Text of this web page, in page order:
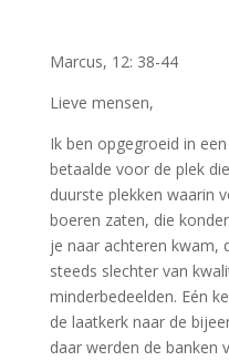
Marcus, 12: 38-44
Lieve mensen,
Ik ben opgegroeid in
betaalde voor de plek
duurste plekken waarin
boeren zaten, die
je naar achteren kwam,
steeds slechter van
minderbedeelden. Eén
de laatkerk naar de
daar werden de banken